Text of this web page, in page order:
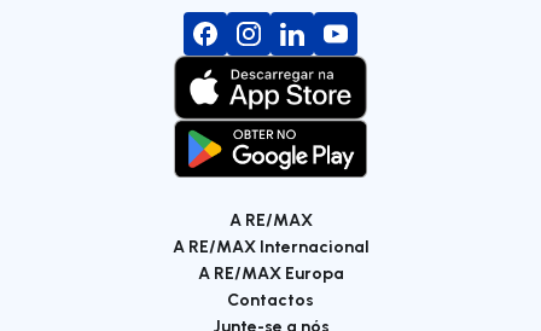
A RE/MAX
A RE/MAX Internacional
A RE/MAX Europa
Contactos
Junte-se a nós